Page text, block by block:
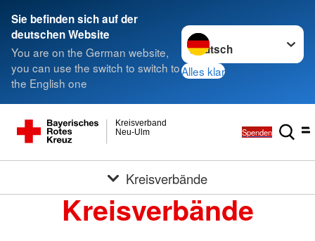
Sie befinden sich auf der
deutschen Website
You are on the German website,
you can use the switch to switch to
the English one
Sprache wechseln zu
Alles klar
Neu-Ulm
Kreisverband
Spenden
Kreisverbände
Kreisverbände